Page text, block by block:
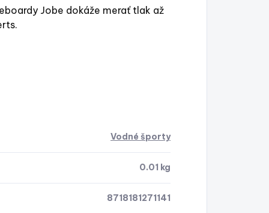
Jobe dokáže merať tlak až
Vodné športy
0.01 kg
8718181271141